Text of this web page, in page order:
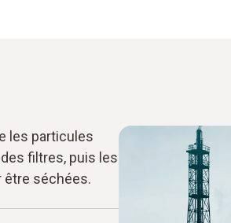
les particules
filtres, puis les
être séchées.